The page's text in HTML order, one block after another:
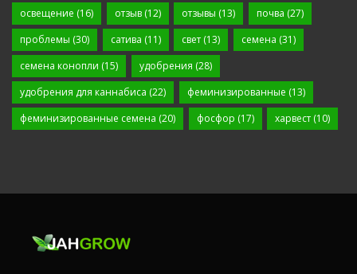
освещение (16) отзыв(12) отзывы (13) почва (27)
проблемы (30) сатива (11) свет (13) семена (31)
семена конопли (15) удобрения (28)
удобрения для каннабиса (22) феминизированные (13)
феминизированные семена (20) фосфор (17) харвест (10)